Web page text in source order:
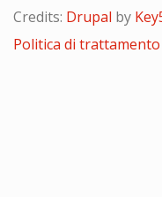
Credits: Drupal by
Politica di